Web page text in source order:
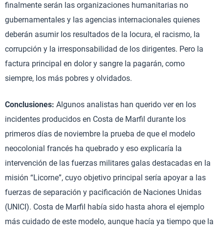
finalmente serán las organizaciones humanitarias no
gubernamentales y las agencias internacionales quienes
deberán asumir los resultados de la locura, el racismo, la
corrupción y la irresponsabilidad de los dirigentes. Pero la
factura principal en dolor y sangre la pagarán, como
siempre, los más pobres y olvidados.
Conclusiones: Algunos analistas han querido ver en los
incidentes producidos en Costa de Marfil durante los
primeros días de noviembre la prueba de que el modelo
neocolonial francés ha quebrado y eso explicaría la
intervención de las fuerzas militares galas destacadas en la
misión “Licorne”, cuyo objetivo principal sería apoyar a las
fuerzas de separación y pacificación de Naciones Unidas
(UNICI). Costa de Marfil había sido hasta ahora el ejemplo
más cuidado de este modelo, aunque hacía ya tiempo que la